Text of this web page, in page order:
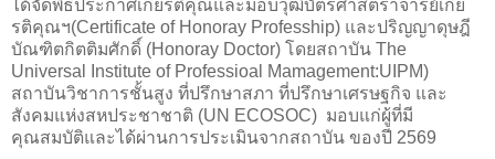
ได้จัดพิธีประกาศเกียรติคุณและมอบวุฒิบัตรศาสตราจารย์เกีย
รติคุณฯ(Certificate of Honoray Profesship) และปริญญาดุษฎี
บัณฑิตกิตติมศักดิ์ (Honoray Doctor) โดยสถาบัน The
Universal Institute of Professioal Mamagement:UIPM)
สถาบันวิชาการชั้นสูง ที่ปรึกษาสภา ที่ปรึกษาเศรษฐกิจ และ
สังคมแห่งสหประชาชาติ (UN ECOSOC) มอบแก่ผู้ที่มี
คุณสมบัติและได้ผ่านการประเมินจากสถาบัน ของปี 2569